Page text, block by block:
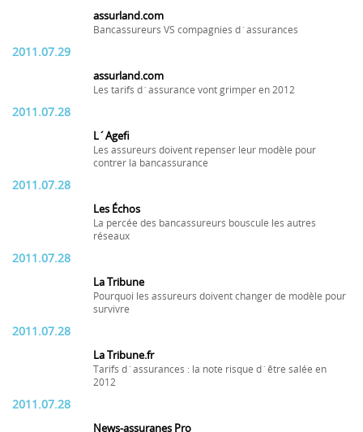
assurland.com
Bancassureurs VS compagnies d´assurances
2011.07.29
assurland.com
Les tarifs d´assurance vont grimper en 2012
2011.07.28
L´Agefi
Les assureurs doivent repenser leur modèle pour
contrer la bancassurance
2011.07.28
Les Échos
La percée des bancassureurs bouscule les autres
réseaux
2011.07.28
La Tribune
Pourquoi les assureurs doivent changer de modèle pour
survivre
2011.07.28
La Tribune.fr
Tarifs d´assurances : la note risque d´être salée en
2012
2011.07.28
News-assuranes Pro